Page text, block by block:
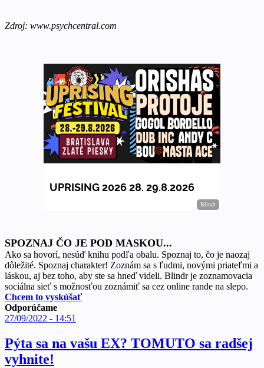
Zdroj: www.psychcentral.com
SPOZNAJ ČO JE POD MASKOU...
Ako sa hovorí, nesúď knihu podľa obalu. Spoznaj to, čo je naozaj
dôležité. Spoznaj charakter! Zoznám sa s ľudmi, novými priateľmi a
láskou, aj bez toho, aby ste sa hneď videli. Blindr je zoznamovacia
sociálna sieť s možnosťou zoznámiť sa cez online rande na slepo.
Chcem to vyskúšať
Odporúčame
27/09/2022 - 14:51
Pýta sa na vašu EX? TOMUTO sa radšej
vyhnite!